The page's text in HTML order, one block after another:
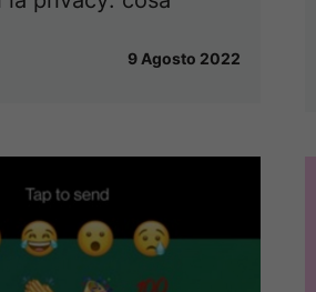
9 Agosto 2022